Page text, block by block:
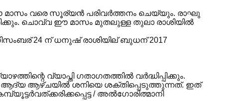
മാസം വരെ സൂര്യൻ പരിവർത്തനം ചെയ്യും. രാഘു
ചൊവ്വ ഈ മാസം മുതലുള്ള തുലാ രാശിയിൽ
24 ന് ധനുഷ് രാശിയില് ബുധന് 2017
വ്യാപ്തി ഗതാഗതത്തിൽ വർദ്ധിപ്പിക്കും.
ആദ്യ ആഴ്ചയിൽ ശനിയെ ശക്തിപ്പെടുത്തുന്നത്. ഇത്
/ അൽഗോരിത്മാനി